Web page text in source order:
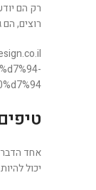
רק הם
רוצים,
אחד
יכול